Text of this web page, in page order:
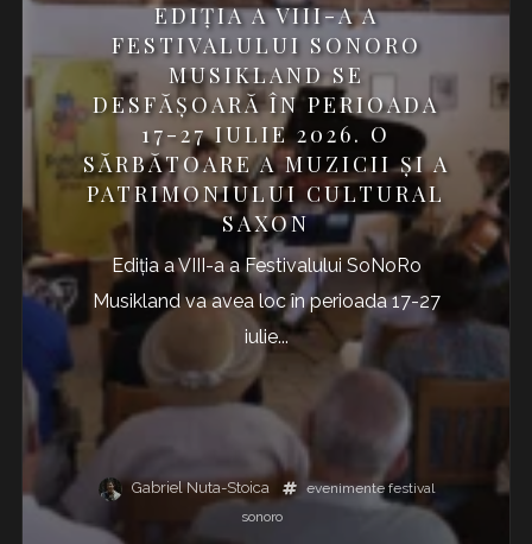
EDIȚIA A VIII-A A
FESTIVALULUI SONORO
MUSIKLAND SE
DESFĂȘOARĂ ÎN PERIOADA
17-27 IULIE 2026. O
SĂRBĂTOARE A MUZICII ȘI A
PATRIMONIULUI CULTURAL
SAXON
Ediția a VIII-a a Festivalului SoNoRo
Musikland va avea loc în perioada 17-27
iulie...
Gabriel Nuta-Stoica evenimente festival
sonoro